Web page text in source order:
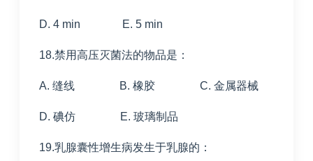
D. 4 min E. 5 min
18.禁用高压灭菌法的物品是：
A. 缝线 B. 橡胶 C. 金属器械
D. 碘仿 E. 玻璃制品
19.乳腺囊性增生病发生于乳腺的：